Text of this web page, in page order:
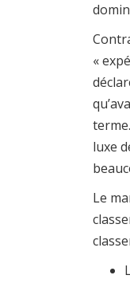
«
luxe
Le